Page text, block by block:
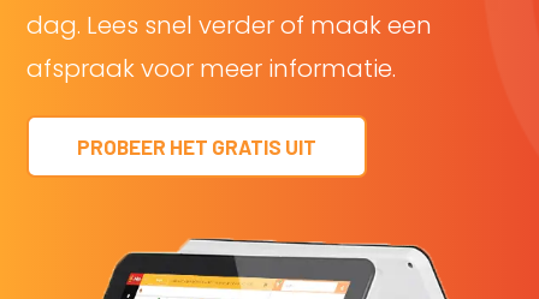
dag. Lees snel verder of maak een
afspraak voor meer informatie.
PROBEER HET GRATIS UIT